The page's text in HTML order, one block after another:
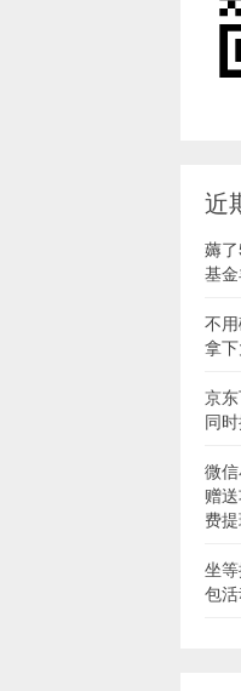
近
薅
基金
不
拿
京
同
微
赠
费提
坐
包